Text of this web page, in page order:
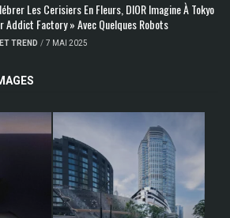
Les Cerisiers En Fleurs, DIOR Imagine À Tokyo
Addict Factory » Avec Quelques Robots
TREND / 7 MAI 2025